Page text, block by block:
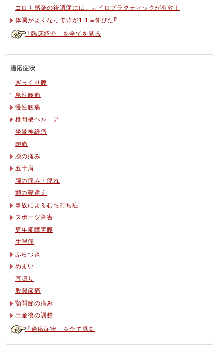
コロナ感染の後遺症には、カイロプラクティックが有効！
体調がよくなって背が1.1㎝伸びた⁉
「臨床紹介」を全てを見る
適応症状
ぎっくり腰
急性腰痛
慢性腰痛
椎間板ヘルニア
坐骨神経痛
頭痛
膝の痛み
五十肩
腕の痛み・痺れ
頸の寝違え
事故によるむち打ち症
スポーツ障害
更年期障害腰
生理痛
ふらつき
めまい
耳鳴り
股関節痛
顎関節の痛み
出産後の調整
「適応症状」を全て見る